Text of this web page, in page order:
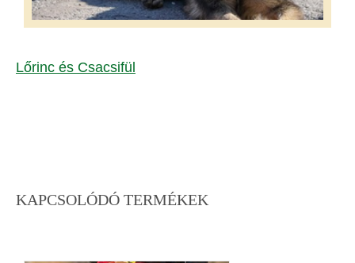
Lőrinc és Csacsifül
KAPCSOLÓDÓ TERMÉKEK